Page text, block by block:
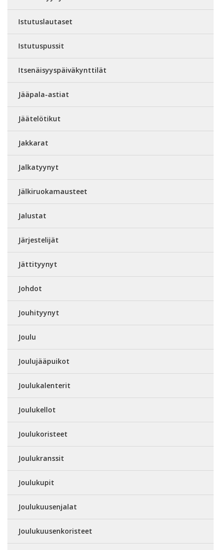
Istutuslautaset
Istutuspussit
Itsenäisyyspäiväkynttilät
Jääpala-astiat
Jäätelötikut
Jakkarat
Jalkatyynyt
Jälkiruokamausteet
Jalustat
Järjestelijät
Jättityynyt
Johdot
Jouhityynyt
Joulu
Joulujääpuikot
Joulukalenterit
Joulukellot
Joulukoristeet
Joulukranssit
Joulukupit
Joulukuusenjalat
Joulukuusenkoristeet